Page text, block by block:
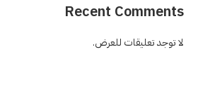
Recent Comments
لا توجد تعليقات للعرض.